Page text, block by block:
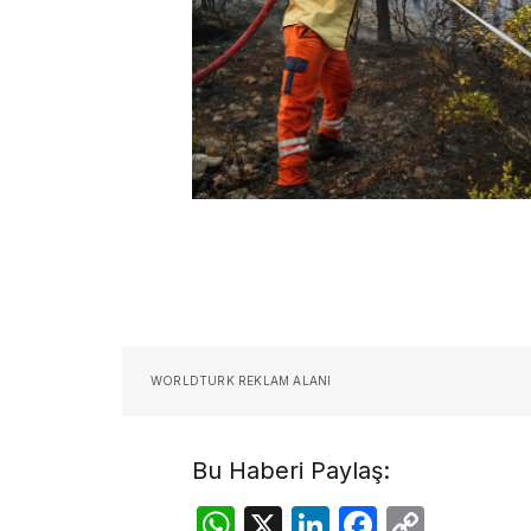
WORLDTURK REKLAM ALANI
Bu Haberi Paylaş: